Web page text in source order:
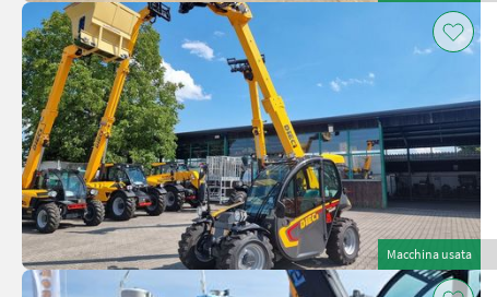
Macchina usata